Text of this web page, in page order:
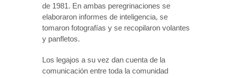
de 1981. En ambas peregrinaciones se
elaboraron informes de inteligencia, se
tomaron fotografías y se recopilaron volantes
y panfletos.
Los legajos a su vez dan cuenta de la
comunicación entre toda la comunidad